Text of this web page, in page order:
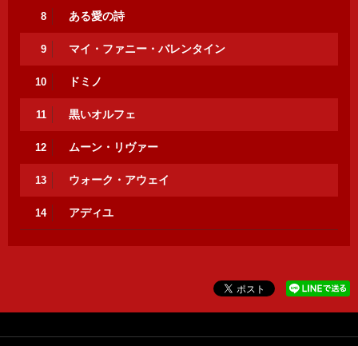
8 ある愛の詩
9 マイ・ファニー・バレンタイン
10 ドミノ
11 黒いオルフェ
12 ムーン・リヴァー
13 ウォーク・アウェイ
14 アディユ